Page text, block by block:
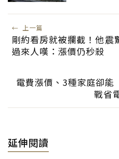
← 上一篇
剛約看房就被攔截！他震
過來人嘆：漲價仍秒殺
電費漲價、3種家庭卻能
戰省
延伸閱讀